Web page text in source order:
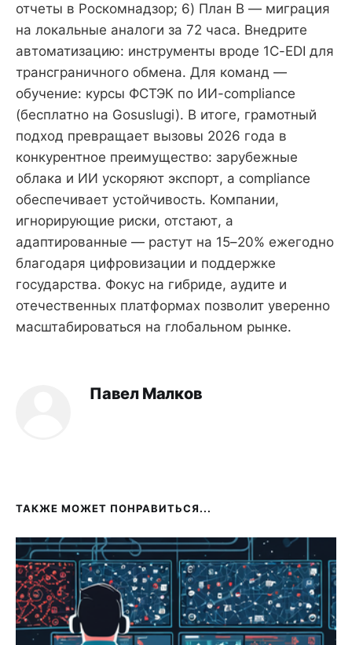
отчеты в Роскомнадзор; 6) План B — миграция
на локальные аналоги за 72 часа. Внедрите
автоматизацию: инструменты вроде 1C-EDI для
трансграничного обмена. Для команд —
обучение: курсы ФСТЭК по ИИ-compliance
(бесплатно на Gosuslugi). В итоге, грамотный
подход превращает вызовы 2026 года в
конкурентное преимущество: зарубежные
облака и ИИ ускоряют экспорт, а compliance
обеспечивает устойчивость. Компании,
игнорирующие риски, отстают, а
адаптированные — растут на 15–20% ежегодно
благодаря цифровизации и поддержке
государства. Фокус на гибриде, аудите и
отечественных платформах позволит уверенно
масштабироваться на глобальном рынке.
Павел Малков
ТАКЖЕ МОЖЕТ ПОНРАВИТЬСЯ...